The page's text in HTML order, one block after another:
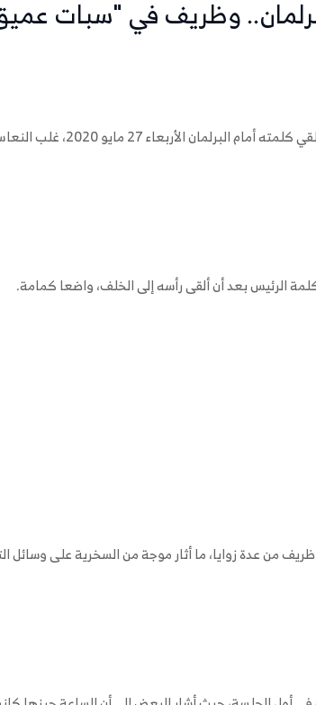
وظريف في "سبات
بينما كان الرئيس الإيراني حسن روحاني،
الرئيس بعد أن ألقى رأسه إلى الخلف، واضعا كمامة.
ظريف من عدة زوايا، ما أثار موجة من السخرية على وسائل